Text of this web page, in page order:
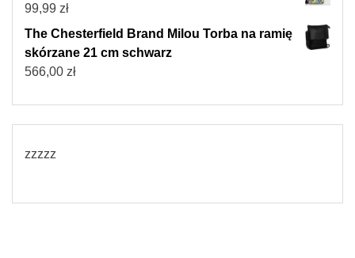
99,99 zł
The Chesterfield Brand Milou Torba na ramię
skórzane 21 cm schwarz
566,00 zł
zzzzz